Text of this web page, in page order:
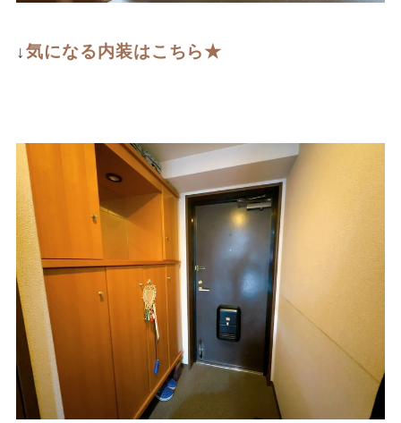
↓気になる内装はこちら★